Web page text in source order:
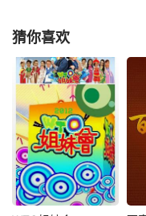
猜你喜欢